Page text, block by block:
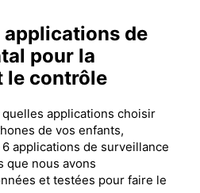
applications de
pour la
le contrôle
applications choisir
de vos enfants,
applications de surveillance
que nous avons
et testées pour faire le